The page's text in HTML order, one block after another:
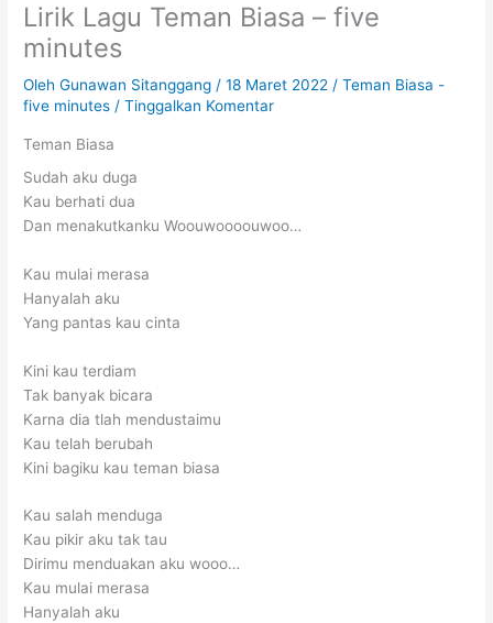
Lirik Lagu Teman Biasa – five
minutes
OlehGunawan Sitanggang /18 Maret 2022 /Teman Biasa -
five minutes /Tinggalkan Komentar
Teman Biasa
Sudah aku duga
Kau berhati dua
Dan menakutkanku Woouwoooouwoo…
Kau mulai merasa
Hanyalah aku
Yang pantas kau cinta
Kini kau terdiam
Tak banyak bicara
Karna dia tlah mendustaimu
Kau telah berubah
Kini bagiku kau teman biasa
Kau salah menduga
Kau pikir aku tak tau
Dirimu menduakan aku wooo…
Kau mulai merasa
Hanyalah aku